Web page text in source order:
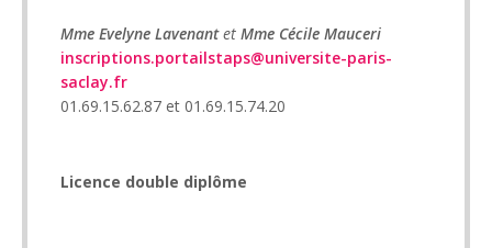
Mme Evelyne Lavenantet Mme Cécile Mauceri
inscriptions.portailstaps@universite-paris-
saclay.fr
01.69.15.62.87 et 01.69.15.74.20
Licence double diplôme